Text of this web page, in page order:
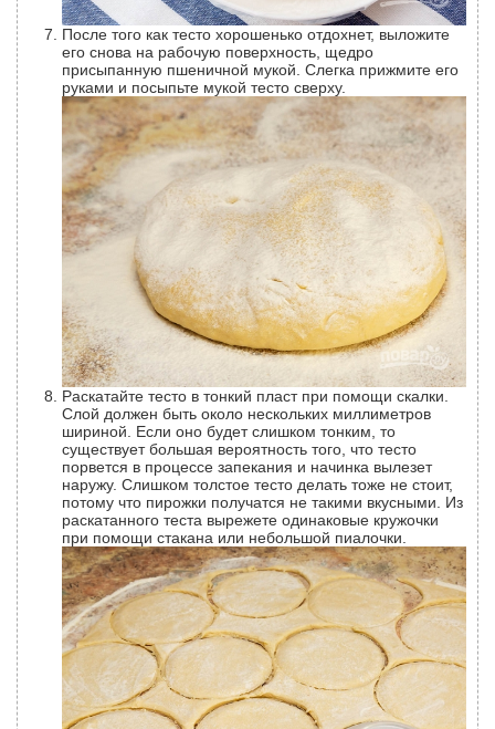
После того как тесто хорошенько отдохнет, выложите
его снова на рабочую поверхность, щедро
присыпанную пшеничной мукой. Слегка прижмите его
руками и посыпьте мукой тесто сверху.
Раскатайте тесто в тонкий пласт при помощи скалки.
Слой должен быть около нескольких миллиметров
шириной. Если оно будет слишком тонким, то
существует большая вероятность того, что тесто
порвется в процессе запекания и начинка вылезет
наружу. Слишком толстое тесто делать тоже не стоит,
потому что пирожки получатся не такими вкусными. Из
раскатанного теста вырежете одинаковые кружочки
при помощи стакана или небольшой пиалочки.